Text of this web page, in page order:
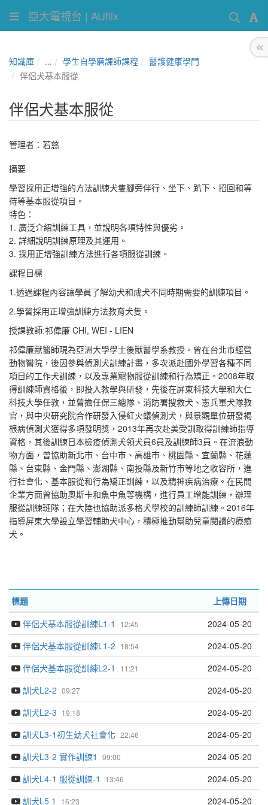
亞大電視台 | AUflix
知識庫 ... 學生自學磨課師課程
醫護健康學門
伴侶犬基本服從
伴侶犬基本服從
管理者： 若慈
摘要
學習採用正增強的方法訓練犬隻腳旁伴行、坐下、趴下、招回和等
待等基本服從項目。
特色：
1. 廣泛介紹訓練工具，並說明各項特性與優劣。
2. 詳細說明訓練原理及其運用。
3. 採用正增強訓練方法進行各項服從訓練。
課程目標
1.透過課程內容讓學員了解幼犬和成犬不同時期需要的訓練項目。
2.學習採用正增強訓練方法教育犬隻。
授課教師:祁偉廉 CHI, WEI - LIEN
祁偉廉獸醫師現為亞洲大學學士後獸醫學系教授。曾在台北市經營
動物醫院，後因參與偵測犬訓練計畫，多次派赴國外學習各種不同
項目的工作犬訓練，以及專業寵物服從訓練和行為矯正。 2008年取
得訓練師資格後，即投入教學與研發，先後在屏東科技大學和大仁
科技大學任教，並曾擔任保三總隊、消防署搜救犬、憲兵軍犬隊教
官，與中央研究院合作研發入侵紅火蟻偵測犬，與景觀單位研發褐
根病偵測犬獲得多項發明獎， 2013年再次赴美受訓取得訓練師指導
資格，其後訓練日本檢疫偵測犬領犬員6 員及訓練師3 員。在流浪動
物方面，曾協助新北市、台中市、高雄市、桃園縣、宜蘭縣、花蓮
縣、台東縣、金門縣、澎湖縣、南投縣及新竹市等地之收容所，進
行社會化、基本服從和行為矯正訓練，以及精神疾病治療。在民間
企業方面曾協助奧斯卡和魚中魚等機構，進行員工增能訓練，辦理
服從訓練班隊；在大陸也協助派多格犬學校的訓練師訓練。 2016年
指導屏東大學設立學習輔助犬中心，積極推動幫助兒童閱讀的療癒
犬。
標題 上傳日期
12:45
伴侶犬基本服從訓練L1-1 2024-05-20
18:54
伴侶犬基本服從訓練L1-2 2024-05-20
11:21
伴侶犬基本服從訓練L2-1 2024-05-20
09:27
訓犬L2-2 2024-05-20
19:18
訓犬L2-3 2024-05-20
22:46
訓犬L3-1初生幼犬社會化 2024-05-20
09:00
訓犬L3-2 實作訓練1 2024-05-20
13:46
訓犬L4-1 服從訓練-1 2024-05-20
16:23
訓犬L5 1 2024-05-20